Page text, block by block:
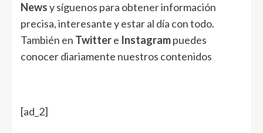
Newsy síguenos para obtener información
precisa, interesante y estar al día con todo.
También en Twittere Instagrampuedes
conocer diariamente nuestros contenidos
[ad_2]